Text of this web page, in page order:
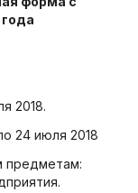
2018.
24 июля 2018
предметам: